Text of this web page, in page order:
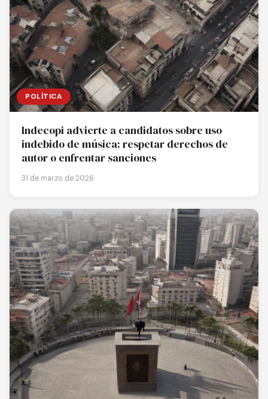
POLÍTICA
Indecopi advierte a candidatos sobre uso
indebido de música: respetar derechos de
autor o enfrentar sanciones
31 de marzo de 2026